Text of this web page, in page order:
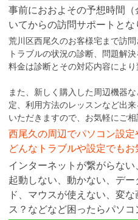
事前におおよその予想時間
いてからの訪問サポートとな
荒川区西尾久のお客様宅まで訪
トラブルの状況の診断、問題解決
料金は診断とその対応内容により
また、新しく購入した周辺機器
定、利用方法のレッスンなど出
いただきますので、お気軽にご相
西尾久の周辺でパソコン設定
どんなトラブルや設定でもお
インターネットが繋がらな
起動しない、動かない、デ
ド、マウスが使えない、変
ス？などなど困ったらパソコ